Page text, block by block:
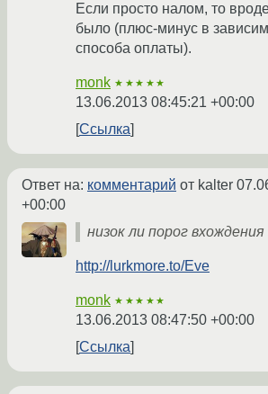
Если просто налом, то
было (плюс-минус в
способа оплаты).
monk ★★★★★
13.06.2013 08:45:21 +00:00
Ссылка
Ответ на: комментарий от kalter
+00:00
низок ли порог вхождения
http://lurkmore.to/Eve
monk ★★★★★
13.06.2013 08:47:50 +00:00
Ссылка